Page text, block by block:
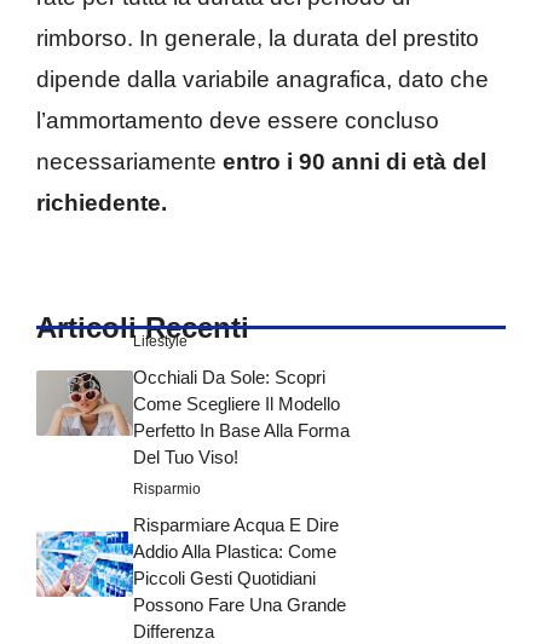
rimborso. In generale, la durata del prestito
dipende dalla variabile anagrafica, dato che
l’ammortamento deve essere concluso
necessariamente entro i 90 anni di età del
richiedente.
Articoli Recenti
Lifestyle
Occhiali Da Sole: Scopri
Come Scegliere Il Modello
Perfetto In Base Alla Forma
Del Tuo Viso!
Risparmio
Risparmiare Acqua E Dire
Addio Alla Plastica: Come
Piccoli Gesti Quotidiani
Possono Fare Una Grande
Differenza